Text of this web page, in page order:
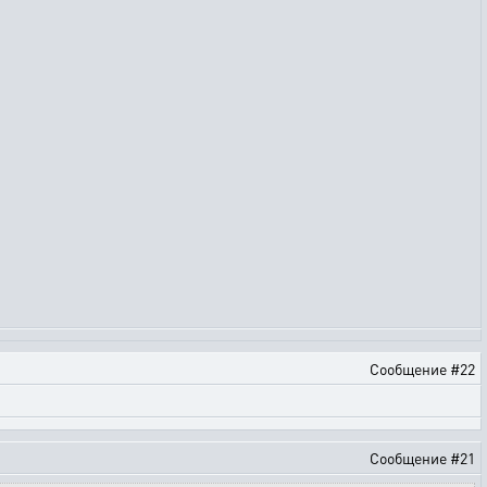
Сообщение #22
Сообщение #21